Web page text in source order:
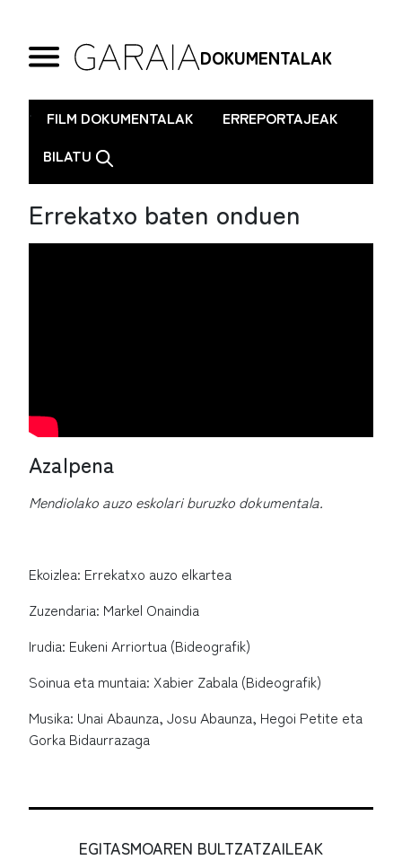
DOKUMENTALAK
. FILM DOKUMENTALAK
ERREPORTAJEAK
BILATU
Errekatxo baten onduen
Azalpena
Mendiolako auzo eskolari buruzko dokumentala.
Ekoizlea: Errekatxo auzo elkartea
Zuzendaria: Markel Onaindia
Irudia: Eukeni Arriortua (Bideografik)
Soinua eta muntaia: Xabier Zabala (Bideografik)
Musika: Unai Abaunza, Josu Abaunza, Hegoi Petite eta
Gorka Bidaurrazaga
EGITASMOAREN BULTZATZAILEAK